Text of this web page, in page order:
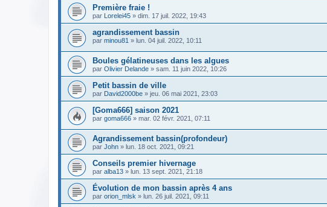
Première fraie !
par Lorelei45 » dim. 17 juil. 2022, 19:43
agrandissement bassin
par minou81 » lun. 04 juil. 2022, 10:11
Boules gélatineuses dans les algues
par Olivier Delande » sam. 11 juin 2022, 10:26
Petit bassin de ville
par David2000be » jeu. 06 mai 2021, 23:03
[Goma666] saison 2021
par goma666 » mar. 02 févr. 2021, 07:11
Agrandissement bassin(profondeur)
par John » lun. 18 oct. 2021, 09:21
Conseils premier hivernage
par alba13 » lun. 13 sept. 2021, 21:18
Évolution de mon bassin après 4 ans
par orion_mlsk » lun. 26 juil. 2021, 09:11